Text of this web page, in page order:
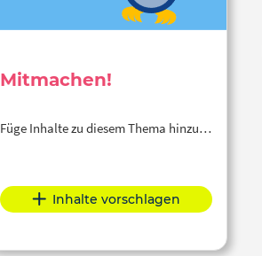
Mitmachen!
Füge Inhalte zu diesem Thema hinzu…
Inhalte vorschlagen